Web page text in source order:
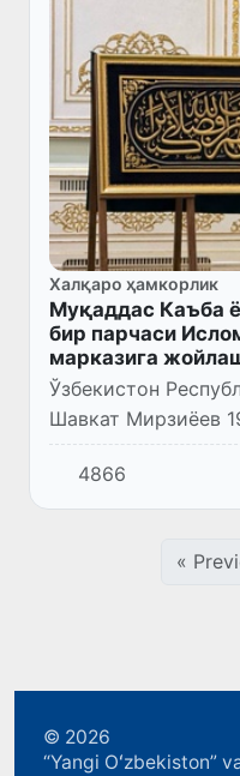
Халқаро ҳамкорлик
Муқаддас Каъба
бир парчаси
марказига
Ўзбекистон
Шавкат Мирзиёев
Арабистони
ишлари вазири
бошчилигидаги
4866
«
© 2026
“Yangi Oʻzbekiston”